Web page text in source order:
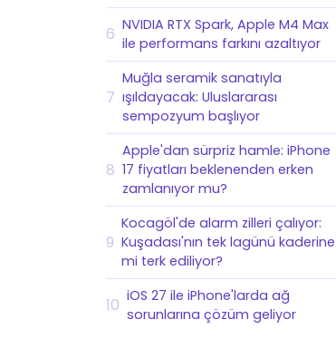
6 NVIDIA RTX Spark, Apple M4 Max
ile performans farkını azaltıyor
7
Muğla seramik sanatıyla
ışıldayacak: Uluslararası
sempozyum başlıyor
8
Apple'dan sürpriz hamle: iPhone
17 fiyatları beklenenden erken
zamlanıyor mu?
9
Kocagöl'de alarm zilleri çalıyor:
Kuşadası'nın tek lagünü kaderine
mi terk ediliyor?
10 iOS 27 ile iPhone'larda ağ
sorunlarına çözüm geliyor